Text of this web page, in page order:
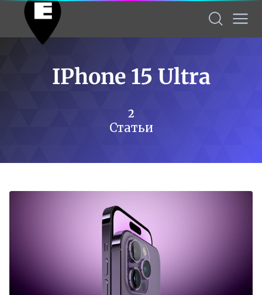
IPhone 15 Ultra
2
Статьи